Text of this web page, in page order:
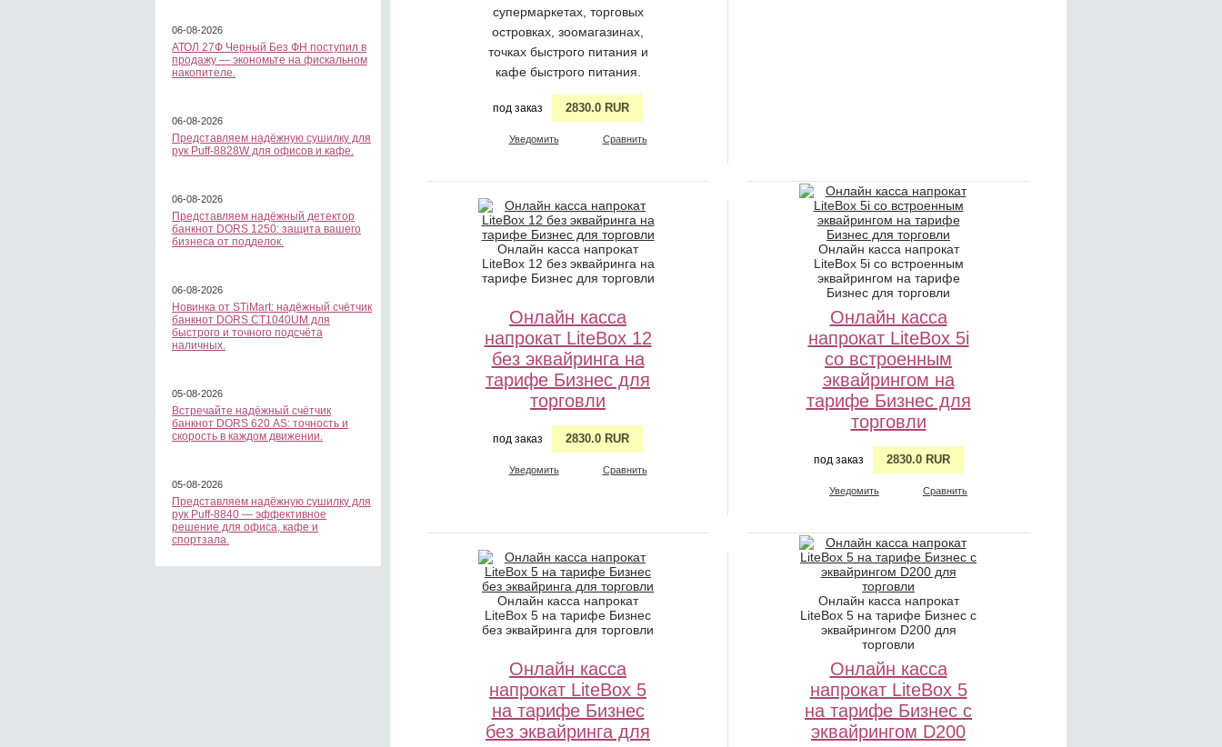
06-08-2026
АТОЛ 27Ф Черный Без ФН поступил в
продажу — экономьте на фискальном
накопителе.
06-08-2026
Представляем надёжную сушилку для
рук Puff-8828W для офисов и кафе.
06-08-2026
Представляем надёжный детектор
банкнот DORS 1250: защита вашего
бизнеса от подделок.
06-08-2026
Новинка от STiMart: надёжный счётчик
банкнот DORS CT1040UM для
быстрого и точного подсчёта
наличных.
05-08-2026
Встречайте надёжный счётчик
банкнот DORS 620 АS: точность и
скорость в каждом движении.
05-08-2026
Представляем надёжную сушилку для
рук Puff-8840 — эффективное
решение для офиса, кафе и
спортзала.
супермаркетах, торговых
островках, зоомагазинах,
точках быстрого питания и
кафе быстрого питания.
под заказ 2830.0 RUR
Уведомить Сравнить
Онлайн касса напрокат
LiteBox 12 без эквайринга на
тарифе Бизнес для торговли
Онлайн касса
напрокат LiteBox 12
без эквайринга на
тарифе Бизнес для
торговли
под заказ 2830.0 RUR
Уведомить Сравнить
Онлайн касса напрокат
LiteBox 5i со встроенным
эквайрингом на тарифе
Бизнес для торговли
Онлайн касса
напрокат LiteBox 5i
со встроенным
эквайрингом на
тарифе Бизнес для
торговли
под заказ 2830.0 RUR
Уведомить Сравнить
Онлайн касса напрокат
LiteBox 5 на тарифе Бизнес
без эквайринга для торговли
Онлайн касса
напрокат LiteBox 5
на тарифе Бизнес
без эквайринга для
Онлайн касса напрокат
LiteBox 5 на тарифе Бизнес с
эквайрингом D200 для
торговли
Онлайн касса
напрокат LiteBox 5
на тарифе Бизнес с
эквайрингом D200